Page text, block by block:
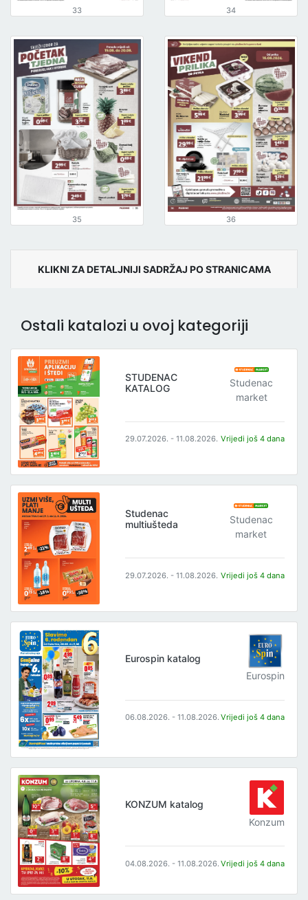
33 34
35 36
KLIKNI ZA DETALJNIJI SADRŽAJ PO STRANICAMA
Ostali katalozi u ovoj kategoriji
STUDENAC
KATALOG
Studenac
market
29.07.2026. - 11.08.2026. Vrijedi još 4 dana
Studenac
multiušteda
Studenac
market
29.07.2026. - 11.08.2026. Vrijedi još 4 dana
Eurospin katalog
Eurospin
06.08.2026. - 11.08.2026. Vrijedi još 4 dana
KONZUM katalog
Konzum
04.08.2026. - 11.08.2026. Vrijedi još 4 dana